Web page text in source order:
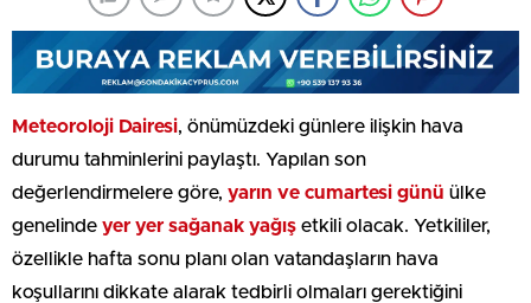
Meteoroloji Dairesi, önümüzdeki günlere ilişkin hava
durumu tahminlerini paylaştı. Yapılan son
değerlendirmelere göre, yarın ve cumartesi günü ülke
genelinde yer yer sağanak yağış etkili olacak. Yetkililer,
özellikle hafta sonu planı olan vatandaşların hava
koşullarını dikkate alarak tedbirli olmaları gerektiğini